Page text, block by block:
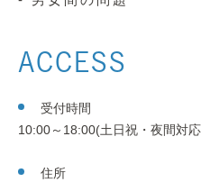
ACCESS
受付時間
10:00～18:00(土日祝・夜間対
住所